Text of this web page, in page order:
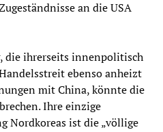
an die USA
die ihrerseits innenpolitisch
ebenso anheizt
mit China, könnte die
Ihre einzige
Nordkoreas ist die „völlige